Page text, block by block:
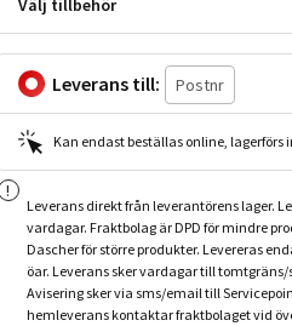
Välj tillbehör
Leverans till:
Kan endast beställas online, lagerförs
Leverans direkt från leverantörens lager.
vardagar. Fraktbolag är DPD för mindre
Dascher för större produkter. Levereras
öar. Leverans sker vardagar till
Avisering sker via sms/email till
hemleverans kontaktar fraktbolaget vid